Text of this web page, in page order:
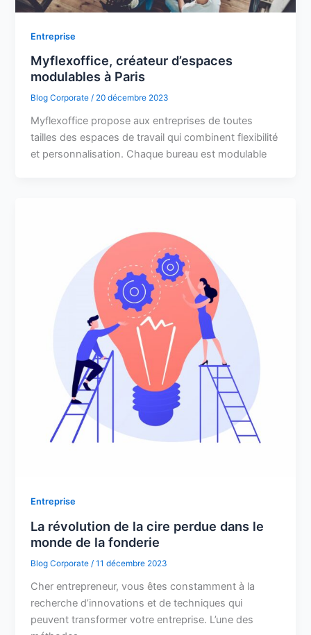
Entreprise
Myflexoffice, créateur d’espaces
modulables à Paris
Blog Corporate/ 20 décembre 2023
Myflexoffice propose aux entreprises de toutes
tailles des espaces de travail qui combinent flexibilité
et personnalisation. Chaque bureau est modulable
Entreprise
La révolution de la cire perdue dans le
monde de la fonderie
Blog Corporate /11 décembre 2023
Cher entrepreneur, vous êtes constamment à la
recherche d’innovations et de techniques qui
peuvent transformer votre entreprise. L’une des